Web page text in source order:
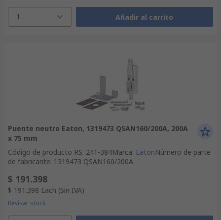
1 Añadir al carrito
Puente neutro Eaton, 1319473 QSAN160/200A, 200A
x 75 mm
Código de producto RS: 241-384Marca: EatonNúmero de parte
de fabricante: 1319473 QSAN160/200A
$ 191.398
$ 191.398 Each (Sin IVA)
Revisar stock